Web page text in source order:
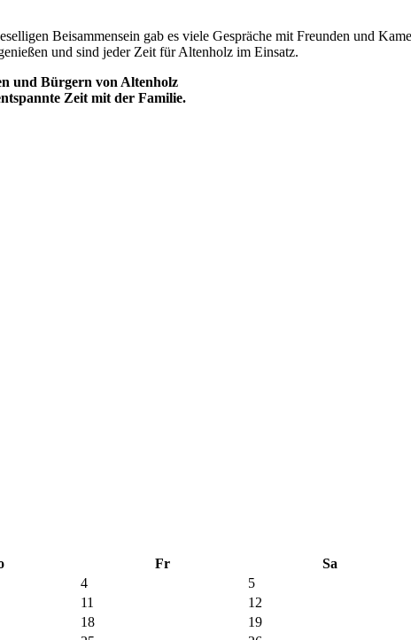
Beisammensein gab es viele Gespräche mit Freunden und
und sind jeder Zeit für Altenholz im Einsatz.
und Bürgern von Altenholz
Zeit mit der Familie.
Fr Sa
4 5
11 12
18 19